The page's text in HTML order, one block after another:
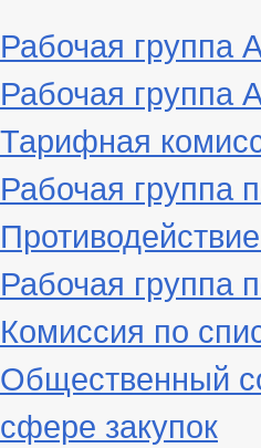
Рабочая группа
Рабочая группа
Тарифная
Рабочая группа
Рабочая группа
Комиссия по
Общественный
сфере закупок